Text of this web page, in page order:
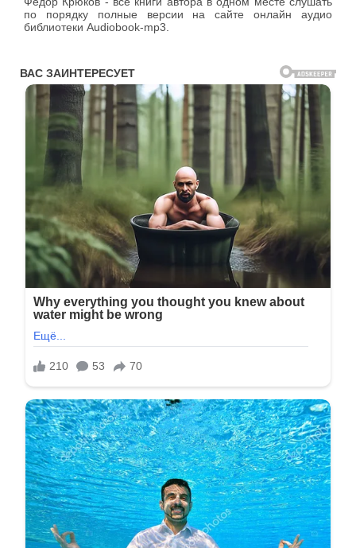
по порядку полные версии на сайте онлайн аудио
библиотеки Audiobook-mp3.